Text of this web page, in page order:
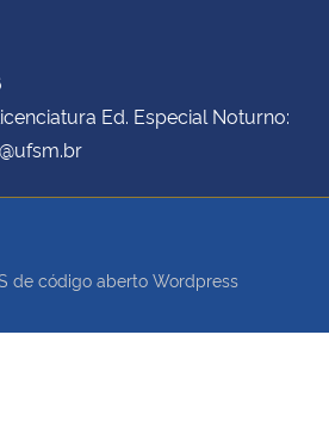
Ed. Especial Noturno:
de código aberto Wordpress